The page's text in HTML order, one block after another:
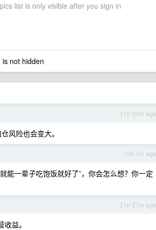
list is only visible after you sign in
not hidden
11h 33m ago
风险也会变大。
16h 7m ago
能一辈子吃饱饭就好了”，你会怎么想？你一定
21h 27m ago
益。